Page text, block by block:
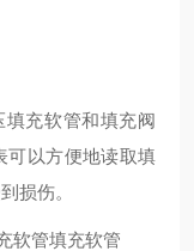
填充软管和填充阀
可以方便地读取填
损伤。
软管填充软管